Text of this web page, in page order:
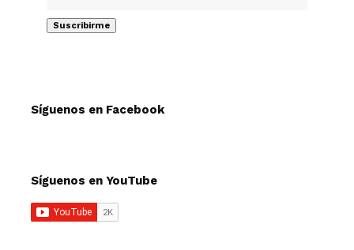
Síguenos en Facebook
Síguenos en YouTube